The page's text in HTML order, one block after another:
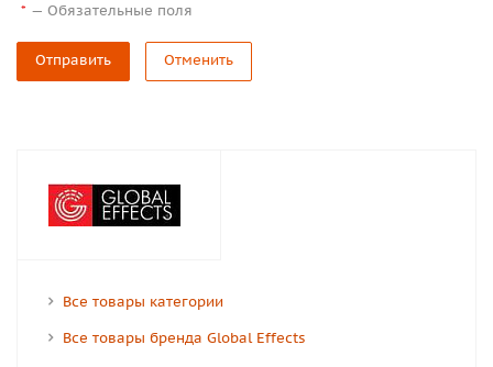
* — Обязательные поля
Отправить Отменить
Все товары категории
Все товары бренда Global Effects